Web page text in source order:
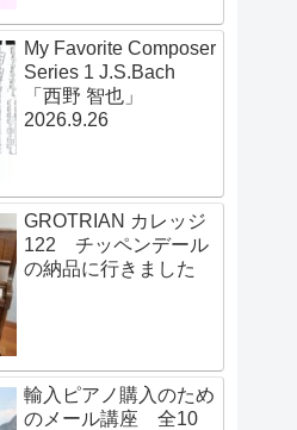
My Favorite Composer
Series 1 J.S.Bach
「西野 智也」
2026.9.26
GROTRIAN カレッジ
122 チッペンデール
の納品に行きました
輸入ピアノ購入のため
のメール講座 全10